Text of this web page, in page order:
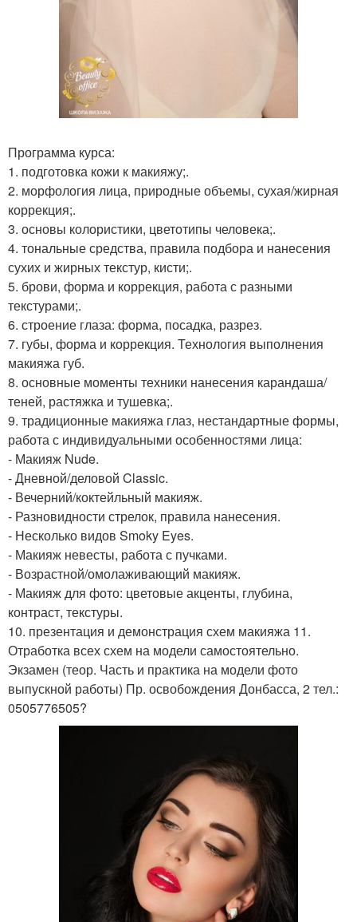
Программа курса:
1. подготовка кожи к макияжу;.
2. морфология лица, природные объемы, сухая/жирная
коррекция;.
3. основы колористики, цветотипы человека;.
4. тональные средства, правила подбора и нанесения
сухих и жирных текстур, кисти;.
5. брови, форма и коррекция, работа с разными
текстурами;.
6. строение глаза: форма, посадка, разрез.
7. губы, форма и коррекция. Технология выполнения
макияжа губ.
8. основные моменты техники нанесения карандаша/
теней, растяжка и тушевка;.
9. традиционные макияжа глаз, нестандартные формы,
работа с индивидуальными особенностями лица:
- Макияж Nude.
- Дневной/деловой Classic.
- Вечерний/коктейльный макияж.
- Разновидности стрелок, правила нанесения.
- Несколько видов Smoky Eyes.
- Макияж невесты, работа с пучками.
- Возрастной/омолаживающий макияж.
- Макияж для фото: цветовые акценты, глубина,
контраст, текстуры.
10. презентация и демонстрация схем макияжа 11.
Отработка всех схем на модели самостоятельно.
Экзамен (теор. Часть и практика на модели фото
выпускной работы) Пр. освобождения Донбасса, 2 тел.:
0505776505?